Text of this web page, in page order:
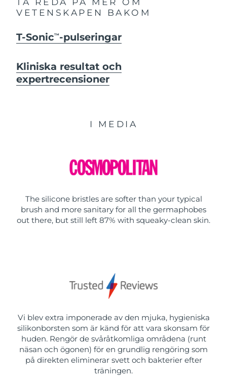
VETENSKAPEN BAKOM
T-SonicTM -pulseringar
Kliniska resultat och
expertrecensioner
I MEDIA
The silicone bristles are softer than your typical
brush and more sanitary for all the germaphobes
out there, but still left 87% with squeaky-clean skin.
Vi blev extra imponerade av den mjuka, hygieniska
silikonborsten som är känd för att vara skonsam för
huden. Rengör de svåråtkomliga områdena (runt
näsan och ögonen) för en grundlig rengöring som
på direkten eliminerar svett och bakterier efter
träningen.